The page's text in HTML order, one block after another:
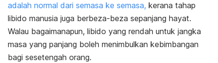
adalah normal dari semasa ke semasa, kerana tahap
libido manusia juga berbeza-beza sepanjang hayat.
Walau bagaimanapun, libido yang rendah untuk jangka
masa yang panjang boleh menimbulkan kebimbangan
bagi sesetengah orang.